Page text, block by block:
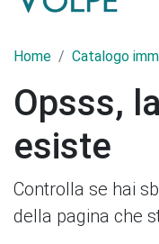
Home Catalogo
Opsss,
esiste
Controlla se hai
della pagina che